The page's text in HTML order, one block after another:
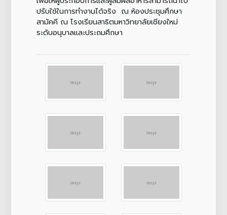
ปรับใช้ในการทำงานได้จริง ณ ห้องประชุมศึกษา
สามัคคี ณ โรงเรียนสาธิตมหาวิทยาลัยเชียงใหม่
ระดับอนุบาลและประถมศึกษา